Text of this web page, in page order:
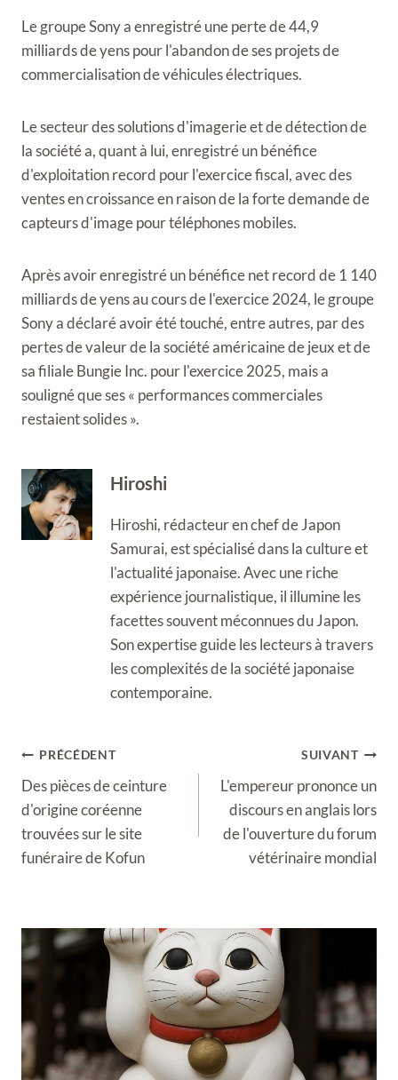
Le groupe Sony a enregistré une perte de 44,9
milliards de yens pour l'abandon de ses projets de
commercialisation de véhicules électriques.
Le secteur des solutions d'imagerie et de détection de
la société a, quant à lui, enregistré un bénéfice
d'exploitation record pour l'exercice fiscal, avec des
ventes en croissance en raison de la forte demande de
capteurs d'image pour téléphones mobiles.
Après avoir enregistré un bénéfice net record de 1 140
milliards de yens au cours de l'exercice 2024, le groupe
Sony a déclaré avoir été touché, entre autres, par des
pertes de valeur de la société américaine de jeux et de
sa filiale Bungie Inc. pour l'exercice 2025, mais a
souligné que ses « performances commerciales
restaient solides ».
Hiroshi
Hiroshi, rédacteur en chef de Japon
Samurai, est spécialisé dans la culture et
l'actualité japonaise. Avec une riche
expérience journalistique, il illumine les
facettes souvent méconnues du Japon.
Son expertise guide les lecteurs à travers
les complexités de la société japonaise
contemporaine.
Navigation
de
l’article
PRÉCÉDENT
Des pièces de ceinture
d'origine coréenne
trouvées sur le site
funéraire de Kofun
SUIVANT
L'empereur prononce un
discours en anglais lors
de l'ouverture du forum
vétérinaire mondial